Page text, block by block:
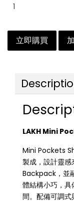
立即購買
LAKH Mini
Mini Pockets
製成，設計靈
Backpack，並
體結構小巧，具
間。配備可調式